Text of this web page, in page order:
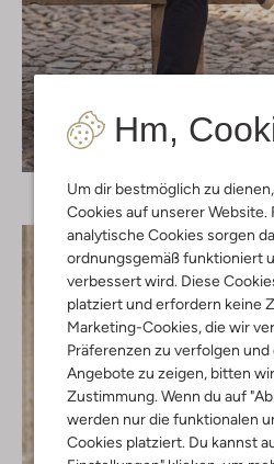
Hm,
Um dir bestmöglich zu
Cookies auf unserer Website.
analytische Cookies sorgen
ordnungsgemäß funktioniert
verbessert wird. Diese
platziert und erfordern keine
Marketing-Cookies, die wir
Präferenzen zu verfolgen
Angebote zu zeigen, bitten
Zustimmung. Wenn du auf
werden nur die funktionalen
Cookies platziert. Du kannst
Entdecke den Look